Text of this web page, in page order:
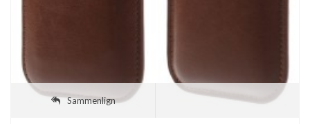
Sammenlign